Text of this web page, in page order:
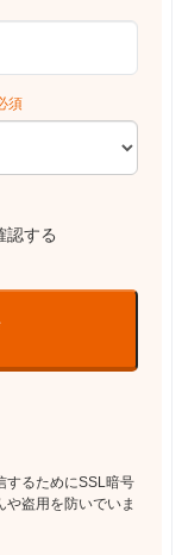
須
認する
するためにSSL暗号
盗用を防いでいま